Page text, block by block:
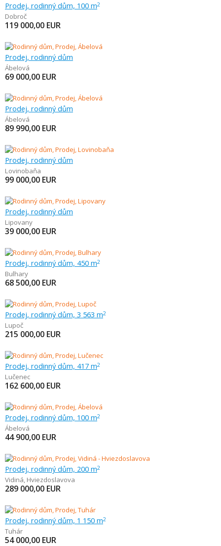
Prodej, rodinný dům, 100 m2
Dobroč
119 000,00 EUR
Prodej, rodinný dům
Ábelová
69 000,00 EUR
Prodej, rodinný dům
Ábelová
89 990,00 EUR
Prodej, rodinný dům
Lovinobaňa
99 000,00 EUR
Prodej, rodinný dům
Lipovany
39 000,00 EUR
Prodej, rodinný dům, 450 m2
Bulhary
68 500,00 EUR
Prodej, rodinný dům, 3 563 m2
Lupoč
215 000,00 EUR
Prodej, rodinný dům, 417 m2
Lučenec
162 600,00 EUR
Prodej, rodinný dům, 100 m2
Ábelová
44 900,00 EUR
Prodej, rodinný dům, 200 m2
Vidiná, Hviezdoslavova
289 000,00 EUR
Prodej, rodinný dům, 1 150 m2
Tuhár
54 000,00 EUR